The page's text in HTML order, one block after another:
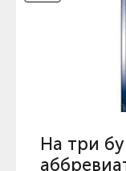
На три